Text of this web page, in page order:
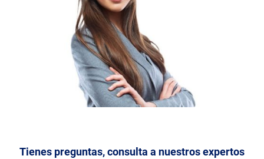
Tienes preguntas, consulta a nuestros expertos